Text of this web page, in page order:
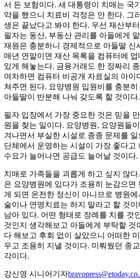
서 든 보험이다. 새 대통령이 치매는 국
약을 했으니 치료비 걱정은 안 한다. 그
생은 끝났다고 봐야 한다. 우선 재산부
필자는 동산, 부동산 관리를 아들에게
재원은 충분하니 경제적으로 아들딸 신
매년 연말이면 재산 목록을 컴퓨터에
있게 해놓는다. 금융거래도 한 장짜리
여차하면 컴퓨터 비공개 자료실의 아이
쳐주면 된다. 요양병원 입원비를 충분
아들딸이 반분해 나눠 갖도록 할 것이다.
필자 입장에서 가장 중요한 것은 믿을
원을 찾는 일이다. 요양병원, 요양원들
겨나면서 부실한 시설로 종종 문제를
단체에서 운영하는 시설이 가장 좋다고
수요가 늘어나면 공급도 늘어날 것이다.
치매로 가족들을 괴롭게 하고 싶지 않
은 요양병원에 있다가 조용히 눈감으면
게 되면 온전한 정신이 아니므로 병원
술이나 연명치료는 하지 말라고 할 것이
남아 있다. 어떤 형태로 장례를 치를 것
것인지 생각해보고 아들에게 부탁할 것
다 해보고 후회 없이 살았으니 어떠한
우고 조용히 지낼 것이다. 미뤄뒀던 종
각이다.
강신영 시니어기자